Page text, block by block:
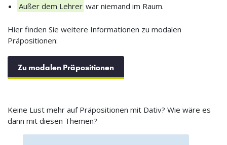
Außer dem Lehrer war niemand im Raum.
Hier finden Sie weitere Informationen zu modalen
Präpositionen:
Zu modalen Präpositionen
Keine Lust mehr auf Präpositionen mit Dativ? Wie wäre es
dann mit diesen Themen?